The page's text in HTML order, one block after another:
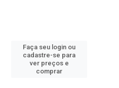
Faça seu login ou
cadastre-se para
ver preços e
comprar